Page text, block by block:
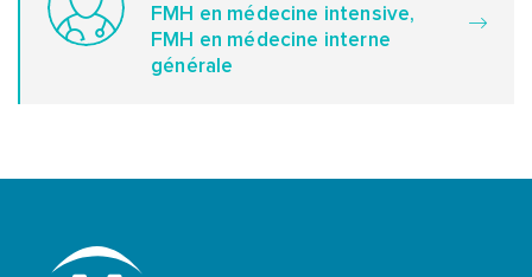
FMH en médecine intensive,
FMH en médecine interne
générale